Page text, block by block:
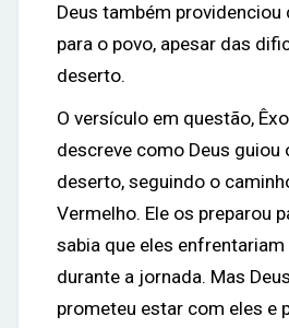
Deus também providenciou
para o povo, apesar das
deserto.
O versículo em questão,
descreve como Deus guiou
deserto, seguindo o
Vermelho. Ele os preparou
sabia que eles
durante a jornada. Mas
prometeu estar com eles e